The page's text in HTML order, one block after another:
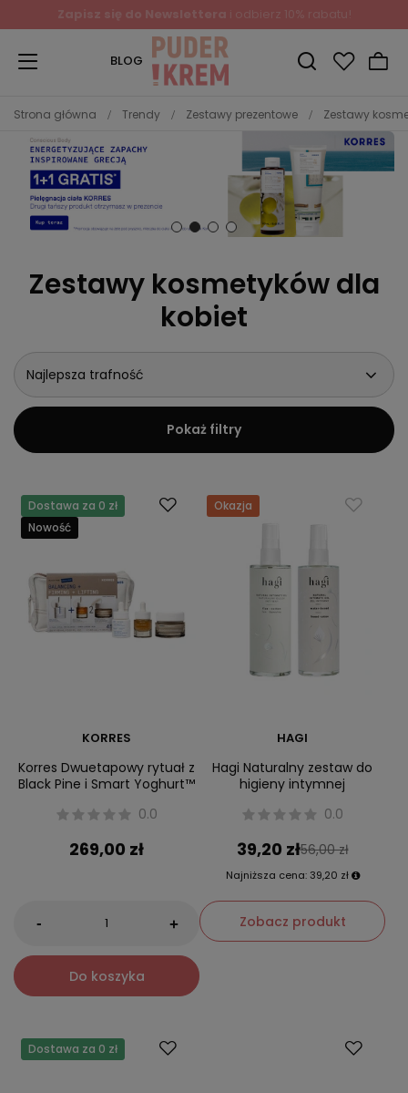
BLOG
Strona główna Trendy Zestawy prezentowe Zestawy
Zestawy kosmetyków dla
kobiet
Najlepsza trafność
Pokaż filtry
Dostawa za 0 zł
Nowość
KORRES
Korres Dwuetapowy rytuał z
Black Pine i Smart Yoghurt™
0.0
269,00 zł
- +
Do koszyka
Okazja
HAGI
Hagi Naturalny zestaw do
higieny intymnej
0.0
39,20 zł56,00 zł
Najniższa cena: 39,20 zł
Zobacz produkt
Dostawa za 0 zł